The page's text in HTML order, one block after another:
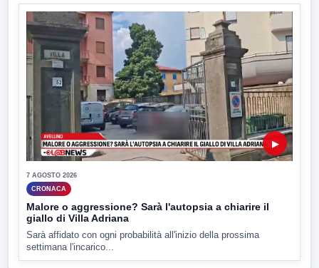
▶
7 AGOSTO 2026
CRONACA
Malore o aggressione? Sarà l'autopsia a chiarire il
giallo di Villa Adriana
Sarà affidato con ogni probabilità all'inizio della prossima
settimana l'incarico...